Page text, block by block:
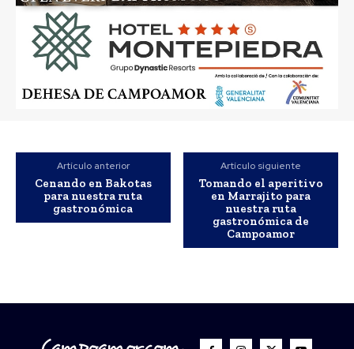
Artículo anterior
Cenando en Bakotas
para nuestra ruta
gastronómica
Artículo siguiente
Tomando el aperitivo
en Marrajito para
nuestra ruta
gastronómica de
Campoamor